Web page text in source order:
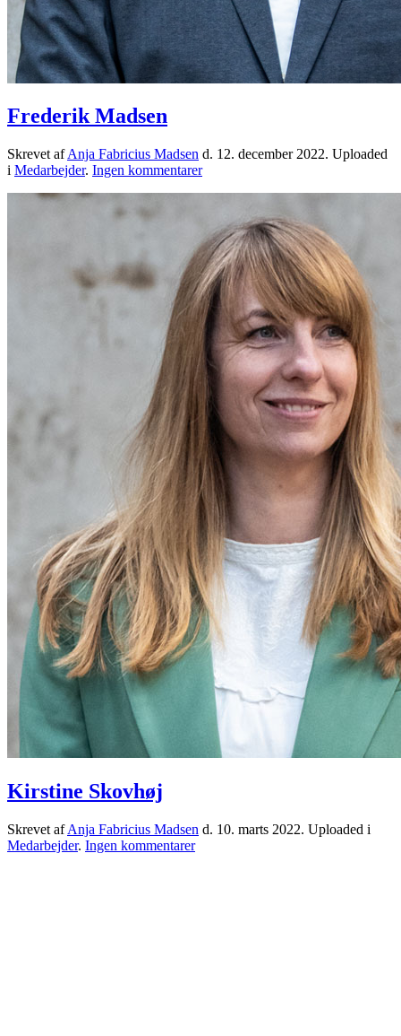
Frederik Madsen
Skrevet afAnja Fabricius Madsen d. 12. december 2022. Uploaded
i Medarbejder. Ingen kommentarertil
Kirstine Skovhøj
Skrevet afAnja Fabricius Madsen d. 10. marts 2022. Uploaded i
Medarbejder. Ingen kommentarertil